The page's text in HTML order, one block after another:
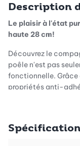
Description
Le plaisir à l'état
haute 28 cm!
Découvrez le
poêle n'est pas
fonctionnelle. Grâce
propriétés anti-
Simplement